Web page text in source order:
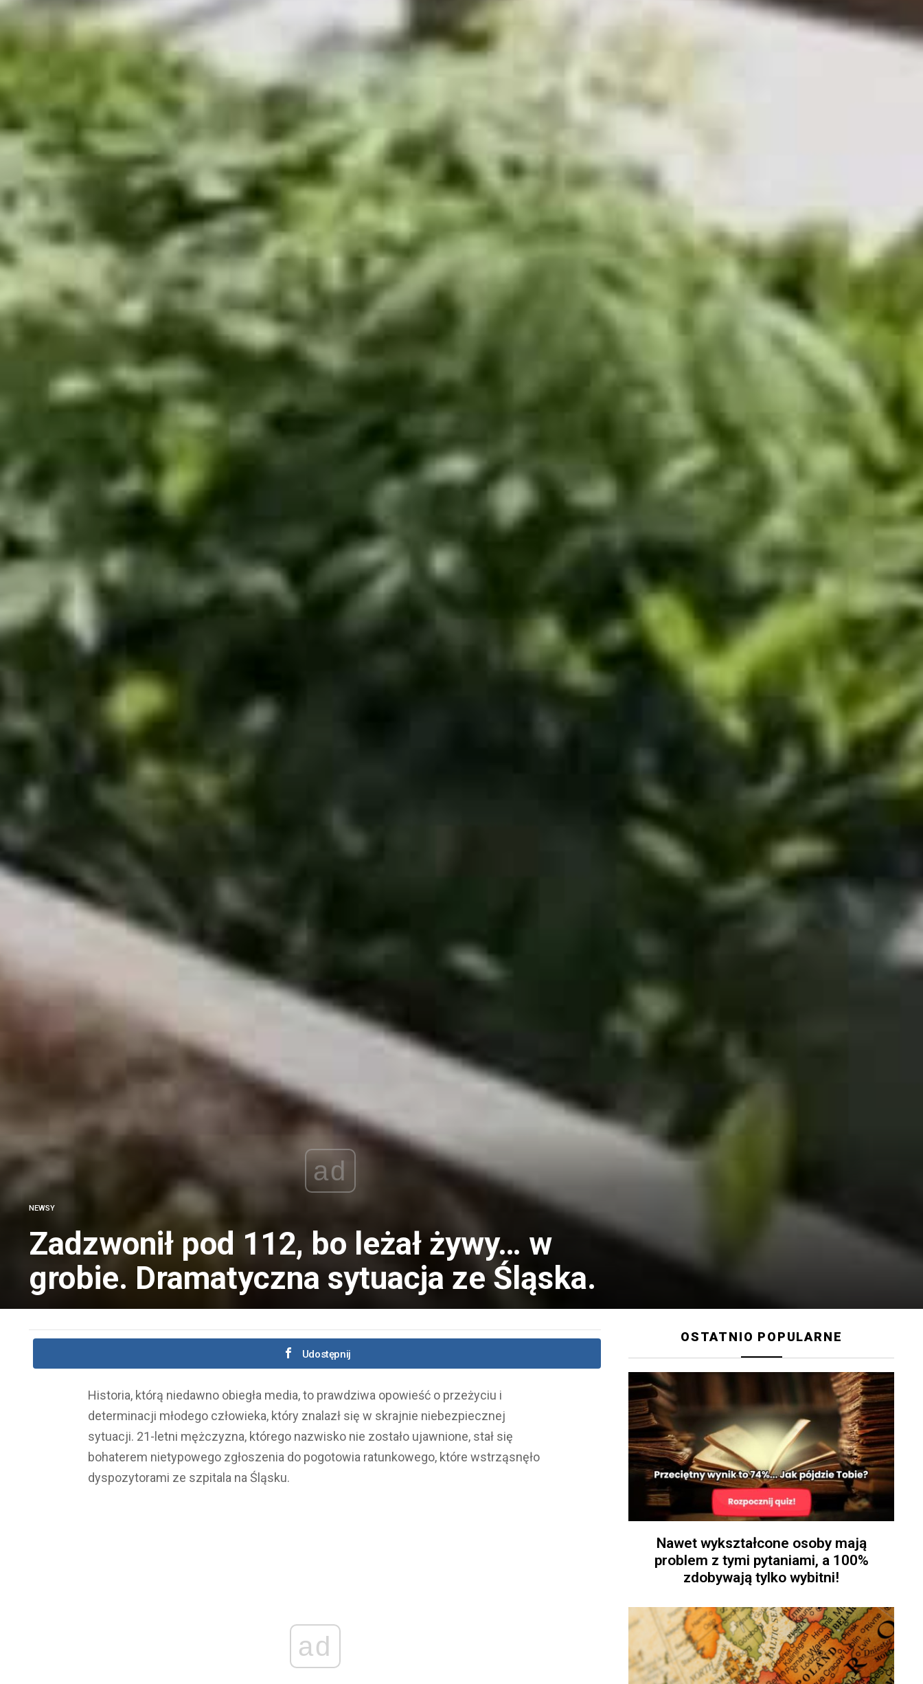
ad
NEWSY
Zadzwonił pod 112, bo leżał żywy… w
grobie. Dramatyczna sytuacja ze Śląska.
Udostępnij
Historia, którą niedawno obiegła media, to prawdziwa opowieść o przeżyciu i
determinacji młodego człowieka, który znalazł się w skrajnie niebezpiecznej
sytuacji. 21-letni mężczyzna, którego nazwisko nie zostało ujawnione, stał się
bohaterem nietypowego zgłoszenia do pogotowia ratunkowego, które wstrząsnęło
dyspozytorami ze szpitala na Śląsku.
ad
OSTATNIO POPULARNE
Nawet wykształcone osoby mają
problem z tymi pytaniami, a 100%
zdobywają tylko wybitni!